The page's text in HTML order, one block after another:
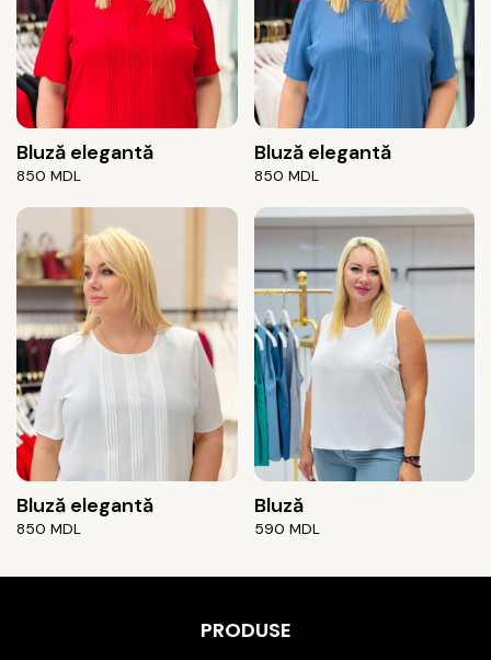
Bluză elegantă
850 MDL
Bluză elegantă
850 MDL
Bluză elegantă
850 MDL
Bluză
590 MDL
PRODUSE